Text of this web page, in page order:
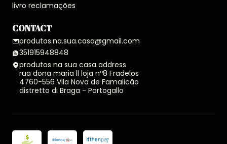
livro reclamações
CONTACT
produtos.na.sua.casa@gmail.com
351915948848
produtos na sua casa address
rua dona maria ll loja nº8 Fradelos
4760-556 Vila Nova de Famalicão
distretto di Braga - Portogallo